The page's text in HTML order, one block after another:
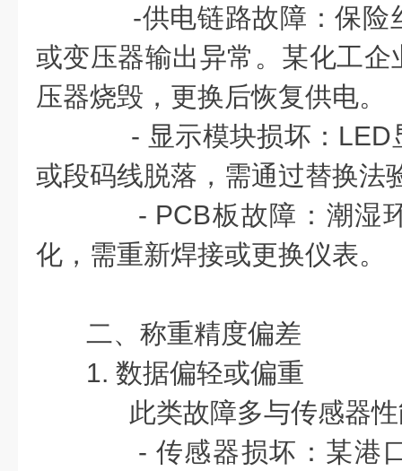
-供电链路故障：保险
或变压器输出异常。某化工
压器烧毁，更换后恢复供电。
- 显示模块损坏：LED
或段码线脱落，需通过替换法
- PCB板故障：潮湿
化，需重新焊接或更换仪表。
二、称重精度偏差
1. 数据偏轻或偏重
此类故障多与传感器性
- 传感器损坏：某港